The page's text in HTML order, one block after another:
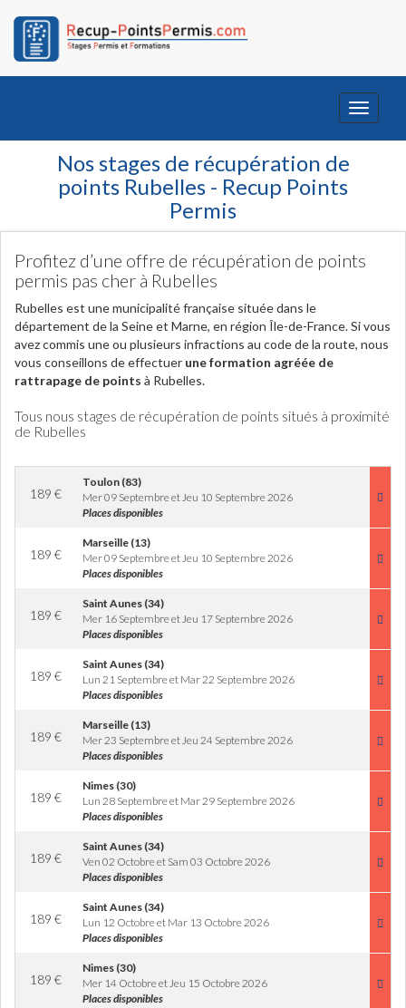
Toggle
Nos stages de récupération de
points Rubelles - Recup Points
Permis
Profitez d’une offre de récupération de points
permis pas cher à Rubelles
Rubelles est une municipalité française située dans le
département de la Seine et Marne, en région Île-de-France. Si vous
avez commis une ou plusieurs infractions au code de la route, nous
vous conseillons de effectuer une formation agréée de
rattrapage de points à Rubelles.
Tous nous stages de récupération de points situés à proximité
de Rubelles
189 €
Toulon (83)
Mer 09 Septembre et Jeu 10 Septembre 2026
Places disponibles
189 €
Marseille (13)
Mer 09 Septembre et Jeu 10 Septembre 2026
Places disponibles
189 €
Saint Aunes (34)
Mer 16 Septembre et Jeu 17 Septembre 2026
Places disponibles
189 €
Saint Aunes (34)
Lun 21 Septembre et Mar 22 Septembre 2026
Places disponibles
189 €
Marseille (13)
Mer 23 Septembre et Jeu 24 Septembre 2026
Places disponibles
189 €
Nimes (30)
Lun 28 Septembre et Mar 29 Septembre 2026
Places disponibles
189 €
Saint Aunes (34)
Ven 02 Octobre et Sam 03 Octobre 2026
Places disponibles
189 €
Saint Aunes (34)
Lun 12 Octobre et Mar 13 Octobre 2026
Places disponibles
189 €
Nimes (30)
Mer 14 Octobre et Jeu 15 Octobre 2026
Places disponibles